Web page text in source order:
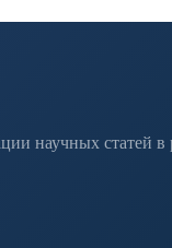
научных статей